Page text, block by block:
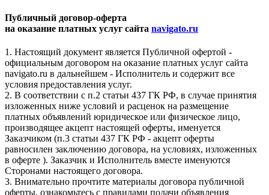
Публичный договор-оферта
на оказание платных услуг сайта navigato.ru
1. Настоящий документ является Публичной офертой -
официальным договором на оказание платных услуг сайта
navigato.ru в дальнейшем - Исполнитель и содержит все
условия предоставления услуг.
2. В соответствии с п.2 статьи 437 ГК РФ, в случае принятия
изложенных ниже условий и расценок на размещение
платных объявлений юридическое или физическое лицо,
производящее акцепт настоящей оферты, именуется
Заказчиком (п.3 статьи 437 ГК РФ - акцепт оферты
равносилен заключению договора, на условиях, изложенных
в оферте ). Заказчик и Исполнитель вместе именуются
Сторонами настоящего договора.
3. Внимательно прочтите материалы договора публичной
оферты, ознакомьтесь с правилами подачи объявления